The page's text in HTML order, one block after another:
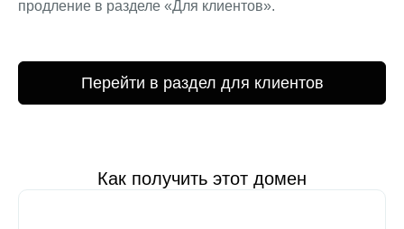
продление в разделе «Для клиентов».
Перейти в раздел для клиентов
Как получить этот домен